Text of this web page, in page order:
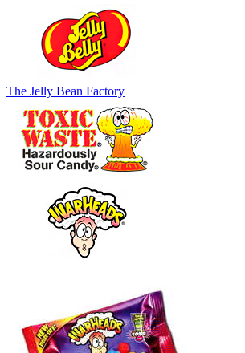
The Jelly Bean Factory